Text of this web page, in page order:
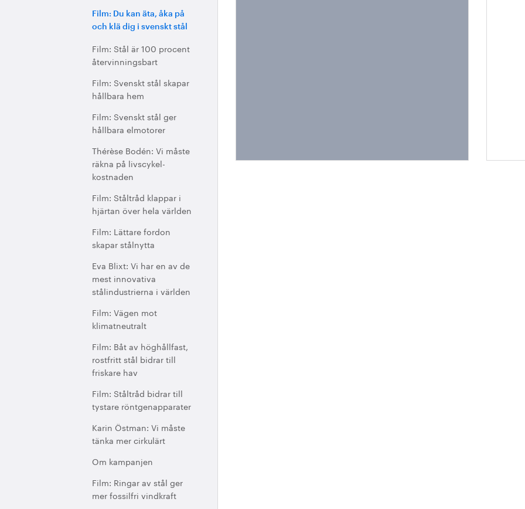
Film: Du kan äta, åka på
och klä dig i svenskt stål
Film: Stål är 100 procent
återvinningsbart
Film: Svenskt stål skapar
hållbara hem
Film: Svenskt stål ger
hållbara elmotorer
Thérèse Bodén: Vi måste
räkna på livscykel-
kostnaden
Film: Ståltråd klappar i
hjärtan över hela världen
Film: Lättare fordon
skapar stålnytta
Eva Blixt: Vi har en av de
mest innovativa
stålindustrierna i världen
Film: Vägen mot
klimatneutralt
Film: Båt av höghållfast,
rostfritt stål bidrar till
friskare hav
Film: Ståltråd bidrar till
tystare röntgenapparater
Karin Östman: Vi måste
tänka mer cirkulärt
Om kampanjen
Film: Ringar av stål ger
mer fossilfri vindkraft